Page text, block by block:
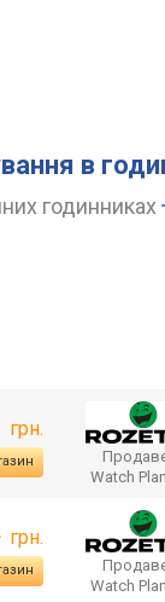
в
годинниках
грн.
Watch
грн.
Watch